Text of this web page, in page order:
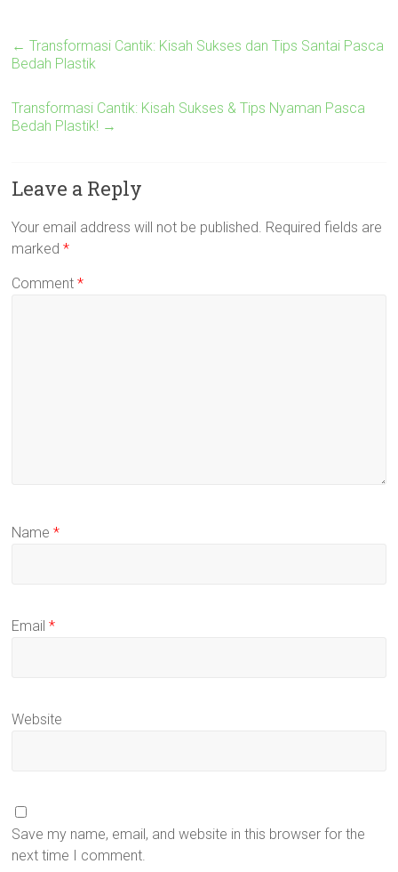
← Transformasi Cantik: Kisah Sukses dan Tips Santai Pasca
Bedah Plastik
Transformasi Cantik: Kisah Sukses & Tips Nyaman Pasca
Bedah Plastik! →
Leave a Reply
Your email address will not be published. Required fields are
marked*
Comment*
Name*
Email*
Website
Save my name, email, and website in this browser for the
next time I comment.